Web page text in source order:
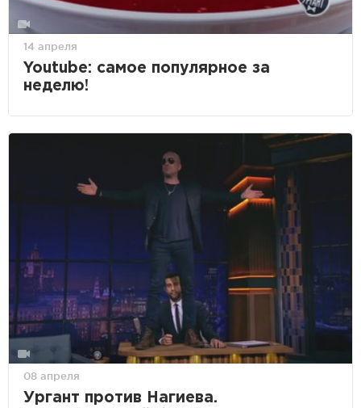
14 апреля
Youtube: самое популярное за
неделю!
08 апреля
Ургант против Нагиева.